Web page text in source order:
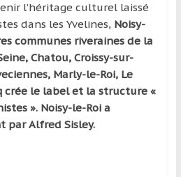
l’héritage culturel laissé
dans les Yvelines, Noisy-
communes riveraines de la
Chatou, Croissy-sur-
Marly-le-Roi, Le
crée le label et la structure «
». Noisy-le-Roi a
par Alfred Sisley.